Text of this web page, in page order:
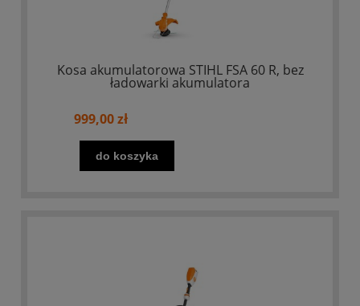
Kosa akumulatorowa STIHL FSA 60 R, bez
ładowarki akumulatora
999,00 zł
do koszyka